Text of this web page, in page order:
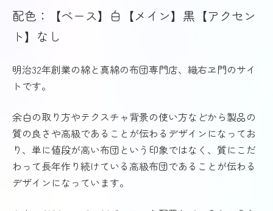
配色：【ベース】白【メイン】黒【アクセン
ト】なし
明治32年創業の綿と真綿の布団専門店、織右ヱ門のサイ
トです。
余白の取り方やテクスチャ背景の使い方などから製品の
質の良さや高級であることが伝わるデザインになってお
り、単に値段が高い布団という印象ではなく、質にこだ
わって長年作り続けている高級布団であることが伝わる
デザインになっています。